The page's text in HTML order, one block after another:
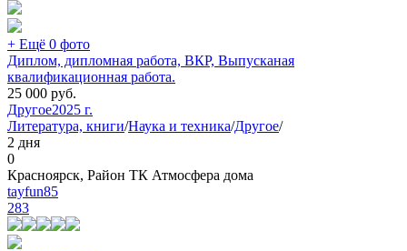
+ Ещё 0 фото
Диплом, дипломная работа, ВКР, Выпусканая
квалификационная работа.
25 000 руб.
Другое2025 г.
Литература, книги/Наука и техника/Другое/
2 дня
0
Красноярск, Район ТК Атмосфера дома
tayfun85
283